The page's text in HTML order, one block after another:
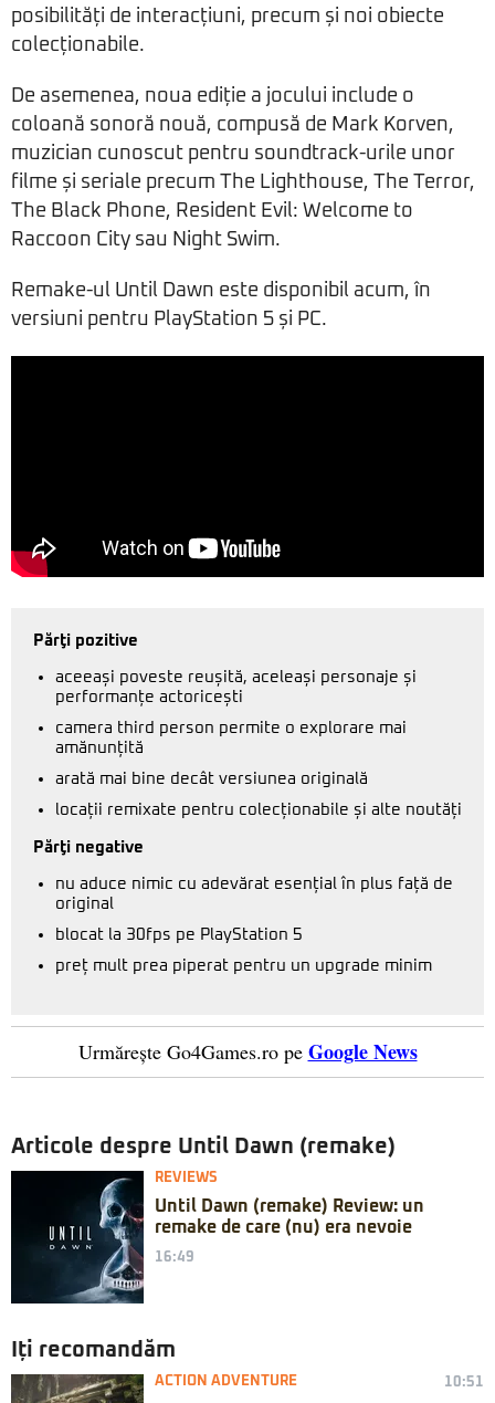
posibilități de interacțiuni, precum și noi obiecte
colecționabile.
De asemenea, noua ediție a jocului include o
coloană sonoră nouă, compusă de Mark Korven,
muzician cunoscut pentru soundtrack-urile unor
filme și seriale precum The Lighthouse, The Terror,
The Black Phone, Resident Evil: Welcome to
Raccoon City sau Night Swim.
Remake-ul Until Dawn este disponibil acum, în
versiuni pentru PlayStation 5 și PC.
Părţi pozitive
aceeași poveste reușită, aceleași personaje și
performanțe actoricești
camera third person permite o explorare mai
amănunțită
arată mai bine decât versiunea originală
locații remixate pentru colecționabile și alte noutăți
Părţi negative
nu aduce nimic cu adevărat esențial în plus față de
original
blocat la 30fps pe PlayStation 5
preț mult prea piperat pentru un upgrade minim
Urmărește Go4Games.ro pe Google News
Articole despre Until Dawn (remake)
REVIEWS
Until Dawn (remake) Review: un
remake de care (nu) era nevoie
16:49
Iți recomandăm
ACTION ADVENTURE 10:51